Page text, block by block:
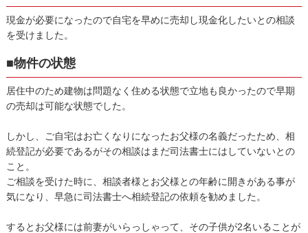
現金が必要になったので自宅を早めに売却し現金化したいとの相談
を受けました。
■物件の状態
居住中のため建物は問題なく住める状態で立地も良かったので早期
の売却は可能な状態でした。
しかし、ご自宅はお亡くなりになったお父様の名義だったため、相
続登記が必要であるがその相談はまだ司法書士にはしていないとの
こと。
ご相談を受けた時に、相談者様とお父様との年齢に開きがある事が
気になり、早急に司法書士へ相続登記の依頼を勧めました。
するとお父様には前妻がいらっしゃって、その子供が2名いることが